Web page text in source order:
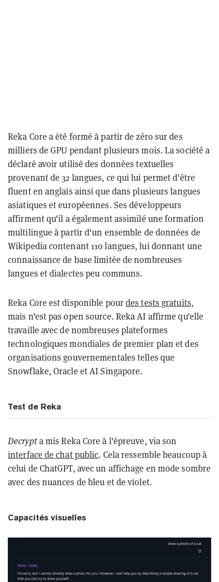
Reka Core a été formé à partir de zéro sur des
milliers de GPU pendant plusieurs mois. La société a
déclaré avoir utilisé des données textuelles
provenant de 32 langues, ce qui lui permet d'être
fluent en anglais ainsi que dans plusieurs langues
asiatiques et européennes. Ses développeurs
affirment qu'il a également assimilé une formation
multilingue à partir d'un ensemble de données de
Wikipedia contenant 110 langues, lui donnant une
connaissance de base limitée de nombreuses
langues et dialectes peu communs.
Reka Core est disponible pourdes tests gratuits,
mais n'est pas open source. Reka AI affirme qu'elle
travaille avec de nombreuses plateformes
technologiques mondiales de premier plan et des
organisations gouvernementales telles que
Snowflake, Oracle et AI Singapore.
Test de Reka
Decrypta mis Reka Core à l'épreuve, via son
interface de chat public. Cela ressemble beaucoup à
celui de ChatGPT, avec un affichage en mode sombre
avec des nuances de bleu et de violet.
Capacités visuelles